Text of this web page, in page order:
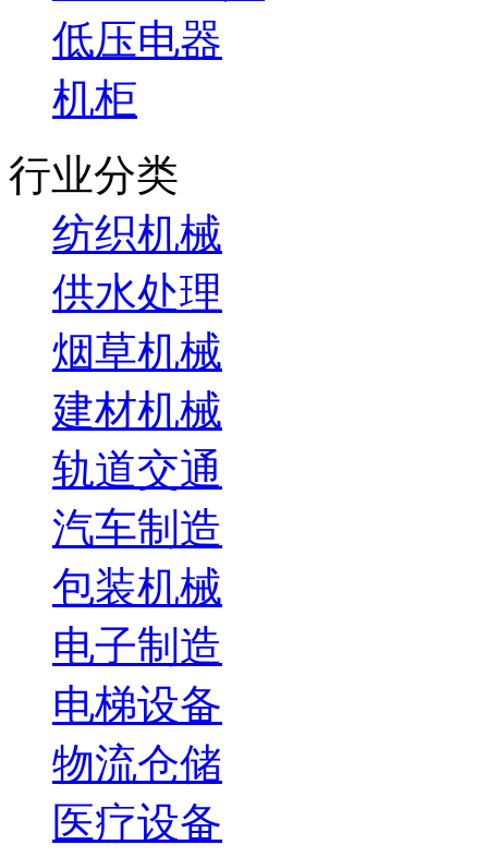
低压电器
机柜
行业分类
纺织机械
供水处理
烟草机械
建材机械
轨道交通
汽车制造
包装机械
电子制造
电梯设备
物流仓储
医疗设备